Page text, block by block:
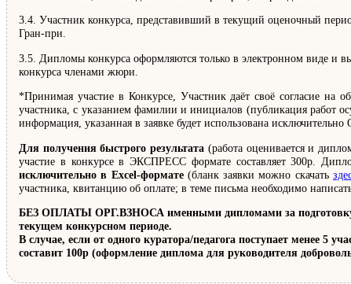
3.4. Участник конкурса, представивший в текущий оценочный
Гран-при.
3.5. Дипломы конкурса оформляются только в электронном виде и
конкурса членами жюри.
*Принимая участие в Конкурсе, Участник даёт своё согласие на
участника, с указанием фамилии и инициалов (публикация работ
информация, указанная в заявке будет использована
Для получения быстрого результата (работа оценивается и
участие в конкурсе в ЭКСПРЕСС формате составляет 300р.
исключительно в Excel-формате(бланк заявки можно скачать
участника, квитанцию об оплате; в теме письма необходимо
БЕЗ ОПЛАТЫ ОРГ.ВЗНОСА именными дипломами за подготовку
текущем конкурсном периоде.
В случае, если от одного куратора/педагога поступает менее 5
составит 100р (оформление диплома для руководителя